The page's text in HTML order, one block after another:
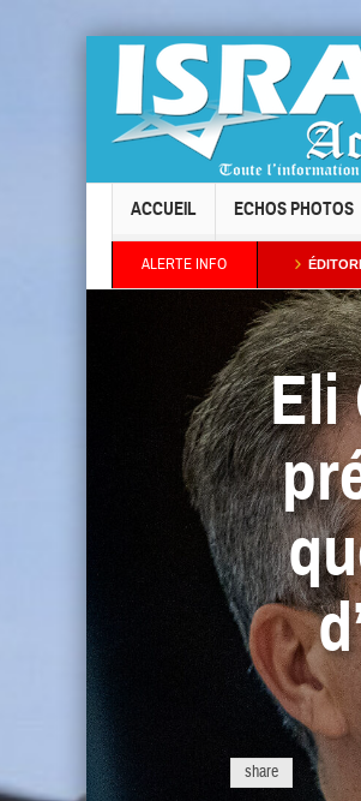
ACCUEIL ECHOS PHOTOS
ALERTE INFO
par Alain AZRIA ÉDITORIAL – Par Alain
plus ses intentions : combien de temps l’Occident
Eli
share